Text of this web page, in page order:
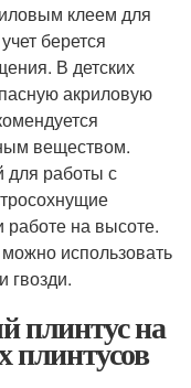
клеем для
берется
В детских
акриловую
веществом.
для работы с
работе на высоте.
использовать
гвозди.
плинтус на
плинтусов